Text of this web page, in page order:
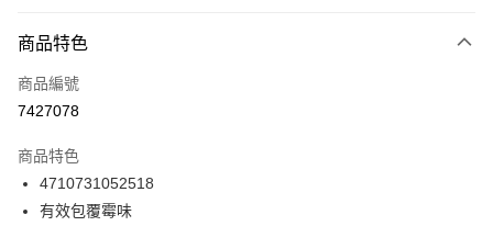
信用卡一次付款
超商取貨付款
Apple Pay
街口支付
商品特色
商品編號
7427078
商品特色
4710731052518
有效包覆霉味